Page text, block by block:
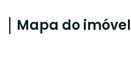
Mapa do imóvel